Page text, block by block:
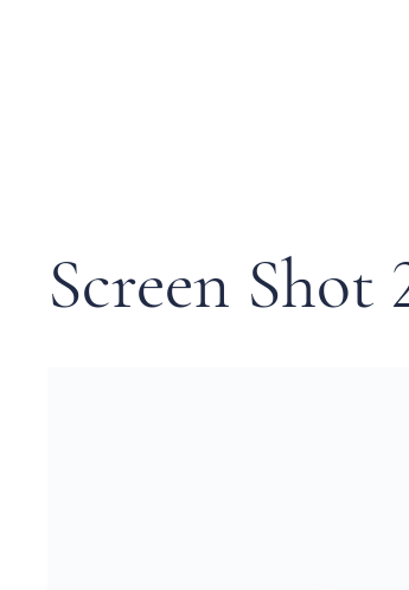
Screen Shot